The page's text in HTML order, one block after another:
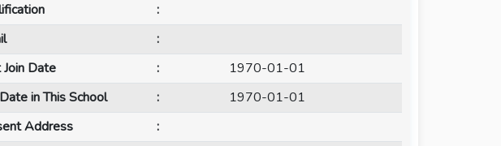
:
:
Join Date
:
1970-01-01
in This School
:
1970-01-01
Address
: